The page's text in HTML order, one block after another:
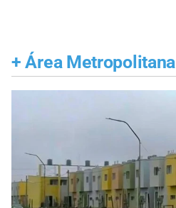
+ Área Metropolitana